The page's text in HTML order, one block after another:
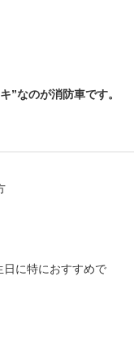
”なのが消防車です。
に特におすすめで